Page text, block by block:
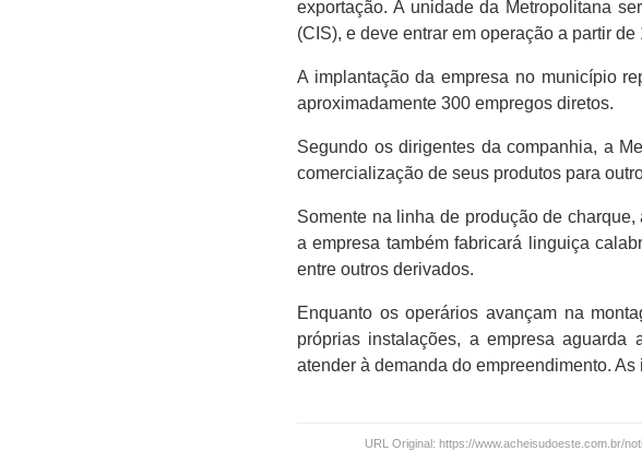
exportação. A unidade da Metropolitana
(CIS), e deve entrar em operação a partir de
A implantação da empresa no município
aproximadamente 300 empregos diretos.
Segundo os dirigentes da companhia, a
comercialização de seus produtos para
Somente na linha de produção de
a empresa também fabricará linguiça
entre outros derivados.
Enquanto os operários avançam na
próprias instalações, a empresa
atender à demanda do empreendimento.
URL Original: https://www.acheisudoeste.com.br/